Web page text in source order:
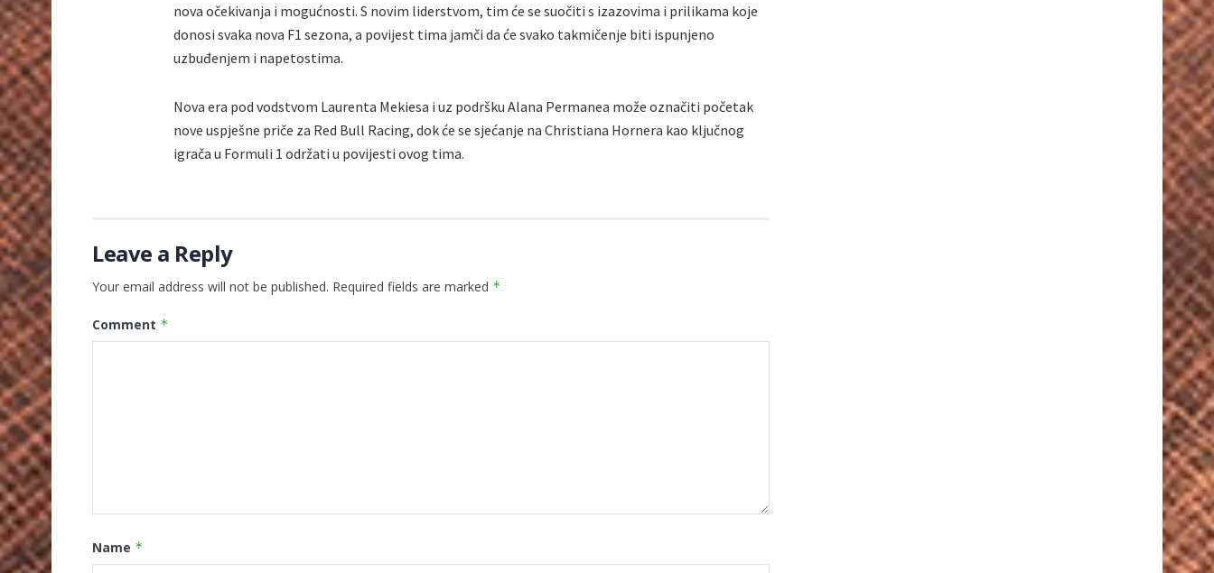
nova očekivanja i mogućnosti. S novim liderstvom, tim će se suočiti s izazovima i prilikama koje
donosi svaka nova F1 sezona, a povijest tima jamči da će svako takmičenje biti ispunjeno
uzbuđenjem i napetostima.
Nova era pod vodstvom Laurenta Mekiesa i uz podršku Alana Permanea može označiti početak
nove uspješne priče za Red Bull Racing, dok će se sjećanje na Christiana Hornera kao ključnog
igrača u Formuli 1 održati u povijesti ovog tima.
Leave a Reply
Your email address will not be published. Required fields are marked *
Comment *
Name *